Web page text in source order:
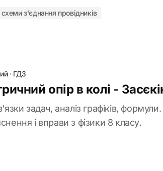
схеми з'єднання провідників
· ГДЗ
опір в колі -
задач, аналіз графіків,
і вправи з фізики 8 класу.